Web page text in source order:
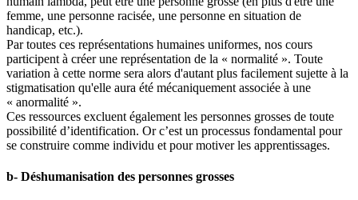
femme, une personne racisée, une personne en situation de
handicap, etc.).
Par toutes ces représentations humaines uniformes, nos cours
participent à créer une représentation de la « normalité ». Toute
variation à cette norme sera alors d'autant plus facilement sujette à la
stigmatisation qu'elle aura été mécaniquement associée à une
« anormalité ».
Ces ressources excluent également les personnes grosses de toute
possibilité d’identification. Or c’est un processus fondamental pour
se construire comme individu et pour motiver les apprentissages.
b- Déshumanisation des personnes grosses